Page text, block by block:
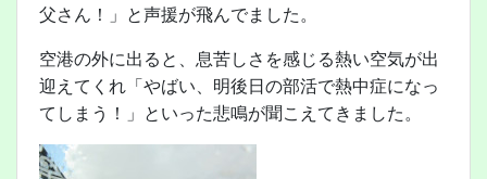
父さん！」と声援が飛んでました。
空港の外に出ると、息苦しさを感じる熱い空気が出
迎えてくれ「やばい、明後日の部活で熱中症になっ
てしまう！」といった悲鳴が聞こえてきました。